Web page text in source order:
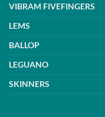
VIBRAM FIVEFINGERS
LEMS
BALLOP
LEGUANO
SKINNERS